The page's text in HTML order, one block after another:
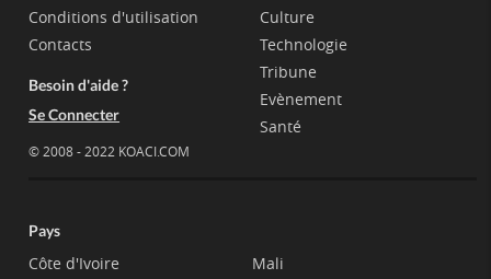
Conditions d'utilisation
Contacts
Besoin d'aide ?
Se Connecter
© 2008 - 2022 KOACI.COM
Culture
Technologie
Tribune
Evènement
Santé
Pays
Côte d'Ivoire
Mali